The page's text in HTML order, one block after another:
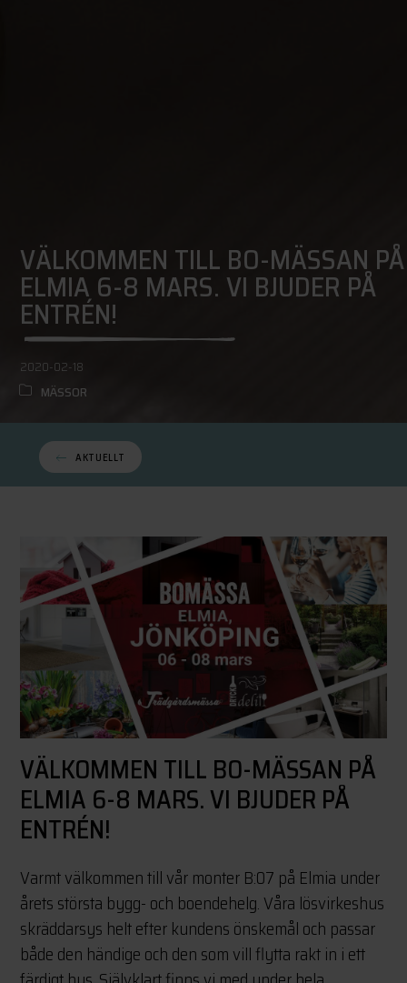
VÄLKOMMEN TILL BO-MÄSSAN PÅ
ELMIA 6-8 MARS. VI BJUDER PÅ
ENTRÉN!
2020-02-18
MÄSSOR
AKTUELLT
VÄLKOMMEN TILL BO-MÄSSAN PÅ
ELMIA 6-8 MARS. VI BJUDER PÅ
ENTRÉN!
Varmt välkommen till vår monter B:07 på Elmia under
årets största bygg- och boendehelg. Våra lösvirkeshus
skräddarsys helt efter kundens önskemål och passar
både den händige och den som vill flytta rakt in i ett